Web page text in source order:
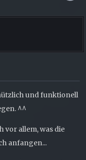
und funktionell
^^
vor allem, was die
anfangen...